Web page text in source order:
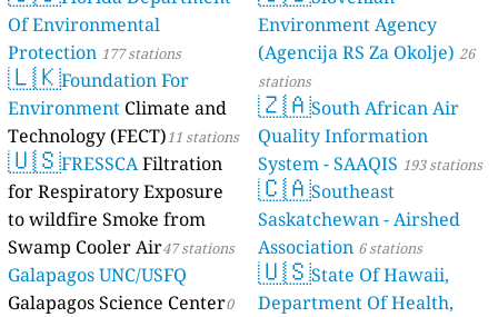
Of Environmental
Protection 177 stations
🇱🇰Foundation For
Environment Climate and
Technology (FECT)11 stations
🇺🇸FRESSCAFiltration
for Respiratory Exposure
to wildfire Smoke from
Swamp Cooler Air47 stations
Galapagos UNC/USFQ
Galapagos Science Center0
Environment Agency
(Agencija RS Za Okolje) 26
stations
🇿🇦South African Air
Quality Information
System - SAAQIS 193 stations
🇨🇦Southeast
Saskatchewan - Airshed
Association 6 stations
🇺🇸State Of Hawaii,
Department Of Health,